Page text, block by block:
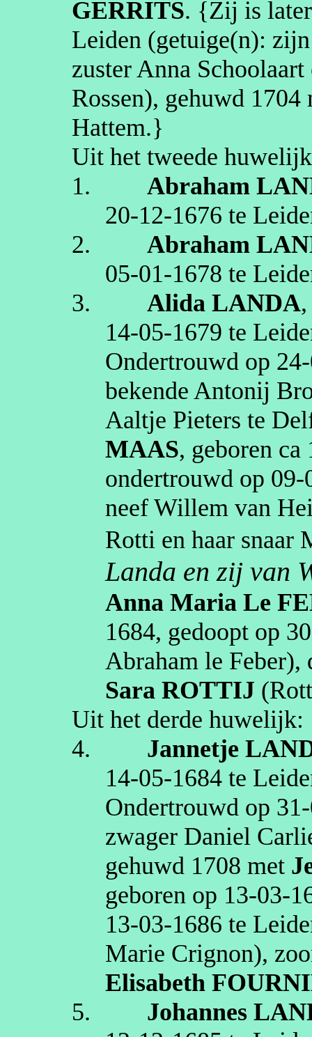
GERRITS. {Zij is
Leiden (getuige(n):
zuster Anna
Rossen), gehuwd 1704
Hattem.}
Uit het tweede
1.
Abraham
20‑12‑1676 te
2.
Abraham
05‑01‑1678 te
3.
Alida LANDA
14‑05‑1679 te
Ondertrouwd op
bekende Antonij
Aaltje Pieters te
MAAS, geboren ca
ondertrouwd op
neef Willem van
Rotti en haar snaar
Landa en zij van
Anna Maria Le
1684, gedoopt op
Abrahamle Feber),
Sara ROTTIJ (
Uit het derde huwelijk:
4.
Jannetje
14‑05‑1684 te
Ondertrouwd op
zwager Daniel
gehuwd 1708 met
geboren op
13‑03‑1686 te
Marie Crignon),
Elisabeth
5.
Johannes